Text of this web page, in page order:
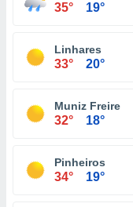
35° 19°
Linhares
33° 20°
Muniz Freire
32° 18°
Pinheiros
34° 19°